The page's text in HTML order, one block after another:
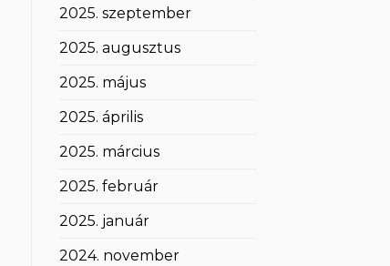
2025. szeptember
2025. augusztus
2025. május
2025. április
2025. március
2025. február
2025. január
2024. november